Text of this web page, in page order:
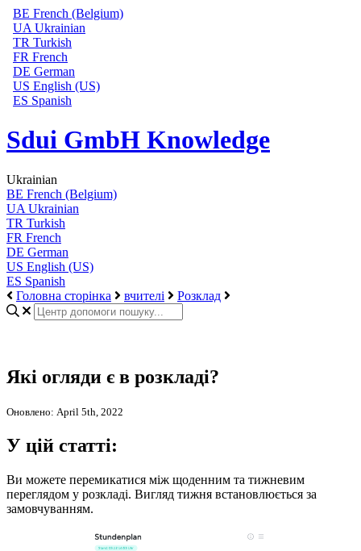
BE French (Belgium)
UA Ukrainian
TR Turkish
FR French
DE German
US English (US)
ES Spanish
Sdui GmbH Knowledge
Ukrainian
BE French (Belgium)
UA Ukrainian
TR Turkish
FR French
DE German
US English (US)
ES Spanish
Головна сторінка
вчителі Розклад
Які огляди є в розкладі?
Оновлено: April 5th, 2022
У цій статті:
Ви можете перемикатися між щоденним та тижневим
переглядом у розкладі. Вигляд тижня встановлюється за
замовчуванням.